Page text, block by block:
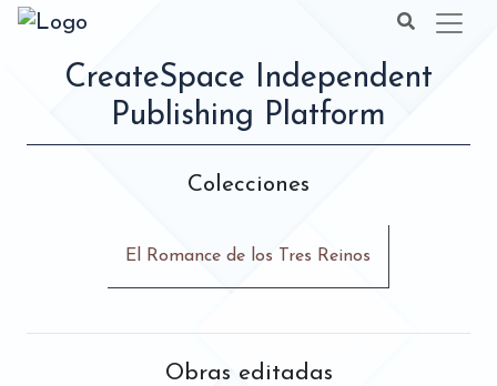
CreateSpace Independent
Publishing Platform
Colecciones
El Romance de los Tres Reinos
Obras editadas